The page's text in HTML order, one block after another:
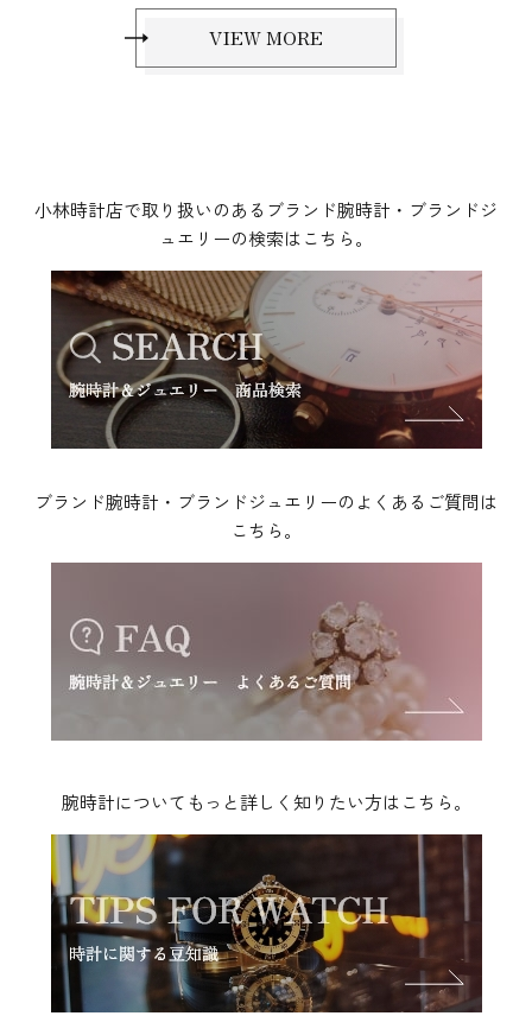
VIEW MORE
小林時計店で取り扱いのあるブランド腕時計・ブランドジ
ュエリーの検索はこちら。
ブランド腕時計・ブランドジュエリーのよくあるご質問は
こちら。
腕時計についてもっと詳しく知りたい方はこちら。